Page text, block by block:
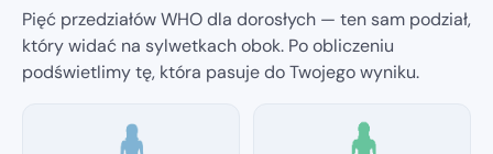
Pięć przedziałów WHO dla dorosłych — ten sam podział,
który widać na sylwetkach obok. Po obliczeniu
podświetlimy tę, która pasuje do Twojego wyniku.